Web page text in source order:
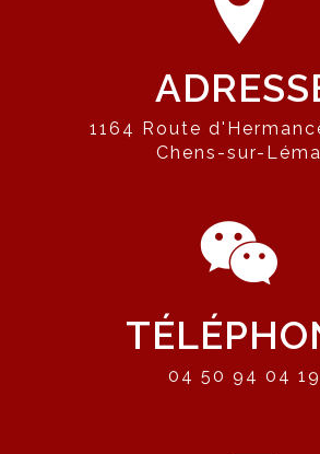
1164 Route d'Hermance, 74140
Chens-sur-
04 50 94 04 19